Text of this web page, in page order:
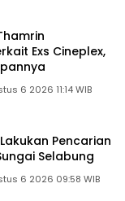
Exs Cineplex,
6 2026 11:14 WIB
Pencarian
Selabung
6 2026 09:58 WIB